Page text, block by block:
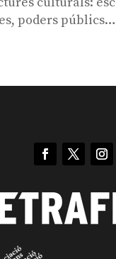
poders públics…